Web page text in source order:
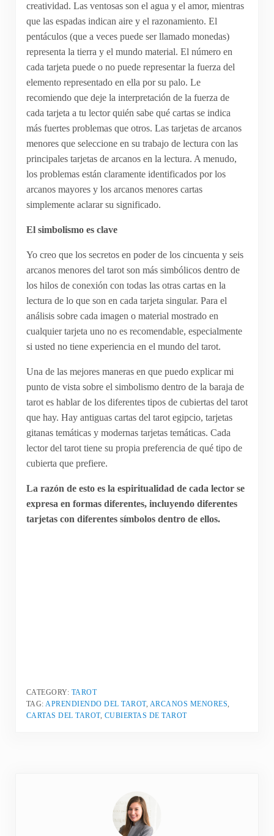
creatividad. Las ventosas son el agua y el amor, mientras
que las espadas indican aire y el razonamiento. El
pentáculos (que a veces puede ser llamado monedas)
representa la tierra y el mundo material. El número en
cada tarjeta puede o no puede representar la fuerza del
elemento representado en ella por su palo. Le
recomiendo que deje la interpretación de la fuerza de
cada tarjeta a tu lector quién sabe qué cartas se indica
más fuertes problemas que otros. Las tarjetas de arcanos
menores que seleccione en su trabajo de lectura con las
principales tarjetas de arcanos en la lectura. A menudo,
los problemas están claramente identificados por los
arcanos mayores y los arcanos menores cartas
simplemente aclarar su significado.
El simbolismo es clave
Yo creo que los secretos en poder de los cincuenta y seis
arcanos menores del tarot son más simbólicos dentro de
los hilos de conexión con todas las otras cartas en la
lectura de lo que son en cada tarjeta singular. Para el
análisis sobre cada imagen o material mostrado en
cualquier tarjeta uno no es recomendable, especialmente
si usted no tiene experiencia en el mundo del tarot.
Una de las mejores maneras en que puedo explicar mi
punto de vista sobre el simbolismo dentro de la baraja de
tarot es hablar de los diferentes tipos de cubiertas del tarot
que hay. Hay antiguas cartas del tarot egipcio, tarjetas
gitanas temáticas y modernas tarjetas temáticas. Cada
lector del tarot tiene su propia preferencia de qué tipo de
cubierta que prefiere.
La razón de esto es la espiritualidad de cada lector se
expresa en formas diferentes, incluyendo diferentes
tarjetas con diferentes símbolos dentro de ellos.
CATEGORY: TAROT
TAG:APRENDIENDO DEL TAROT, ARCANOS MENORES,
CARTAS DEL TAROT, CUBIERTAS DE TAROT